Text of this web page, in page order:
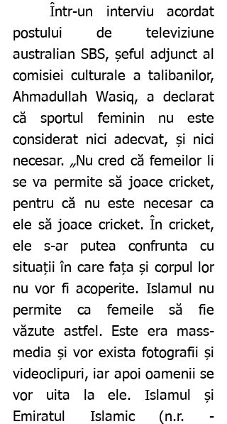
	Într-un interviu acordat
postului de televiziune
australian SBS, șeful adjunct al
comisiei culturale a talibanilor,
Ahmadullah Wasiq, a declarat
că sportul feminin nu este
considerat nici adecvat, și nici
necesar. „Nu cred că femeilor li
se va permite să joace cricket,
pentru că nu este necesar ca
ele să joace cricket. În cricket,
ele s-ar putea confrunta cu
situații în care fața și corpul lor
nu vor fi acoperite. Islamul nu
permite ca femeile să fie
văzute astfel. Este era mass-
media și vor exista fotografii și
videoclipuri, iar apoi oamenii se
vor uita la ele. Islamul și
Emiratul Islamic (n.r. -